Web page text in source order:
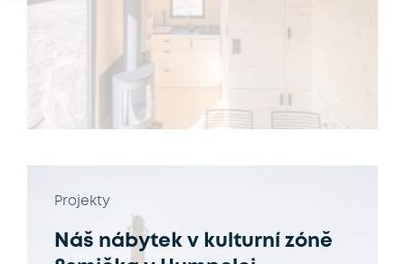
Projekty
Náš nábytek v kulturní zóně